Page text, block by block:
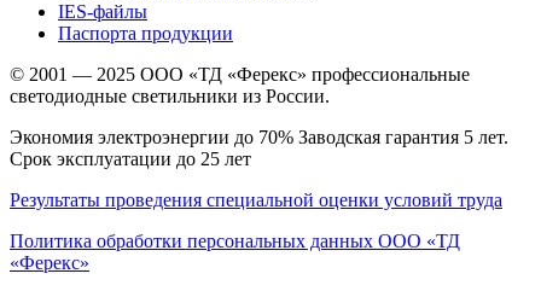
IES-файлы
Паспорта продукции
© 2001 — 2025 ООО «ТД «Ферекс» профессиональные
светодиодные светильники из России.
Экономия электроэнергии до 70% Заводская гарантия 5 лет.
Срок эксплуатации до 25 лет
Результаты проведения специальной оценки условий труда
Политика обработки персональных данных ООО «ТД
«Ферекс»